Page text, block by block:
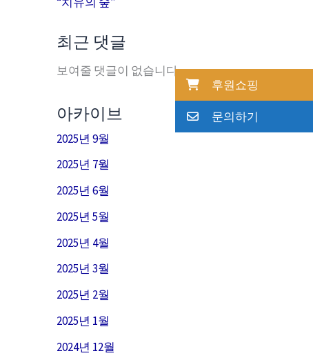
최근 댓글
보여줄 댓글이 없습니다.
아카이브
2025년 9월
2025년 7월
2025년 6월
2025년 5월
2025년 4월
2025년 3월
2025년 2월
2025년 1월
2024년 12월
후원쇼핑
문의하기